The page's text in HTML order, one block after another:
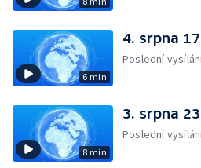
6 min
4. srpna
Poslední
8 min
3. srpna
Poslední